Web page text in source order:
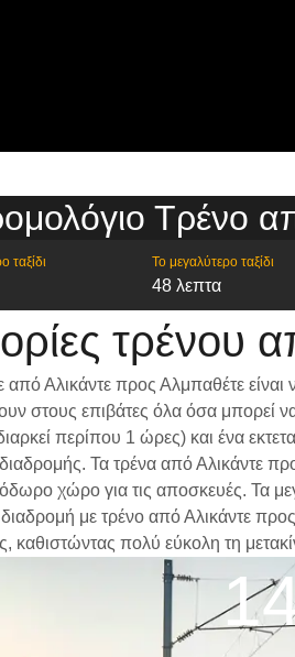
Τρένο
ταξίδι Το μεγαλύτερο ταξίδι
48 λεπτα
τρένου
Αλικάντε προς Αλμπαθέτε
στους επιβάτες όλα όσα μπορεί
περίπου 1 ώρες) και ένα
Τα τρένα από Αλικάντε
χώρο για τις αποσκευές. Τα
με τρένο από Αλικάντε
καθιστώντας πολύ εύκολη τη